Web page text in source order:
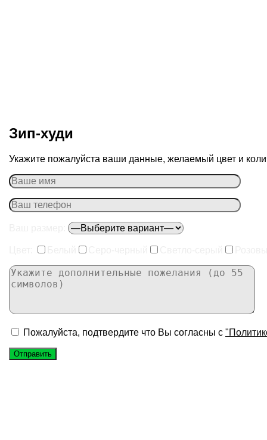
Зип-худи
Укажите пожалуйста ваши данные, желаемый цвет и
Пожалуйста, подтвердите что Вы согласны с